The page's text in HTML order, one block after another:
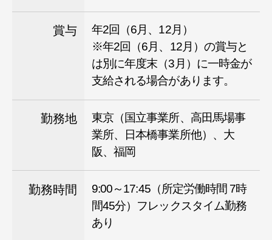
賞与
年2回（6月、12月）
※年2回（6月、12月）の賞与と
は別に年度末（3月）に一時金が
支給される場合があります。
勤務地
東京（国立事業所、高田馬場事
業所、日本橋事業所他）、大
阪、福岡
勤務時間
9:00～17:45（所定労働時間 7時
間45分）フレックスタイム勤務
あり